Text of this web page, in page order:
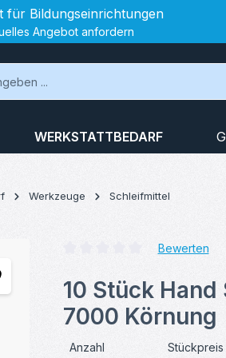
für Bildungseinrichtungen
Angebot anfordern
WERKSTATTBEDARF
Werkzeuge Schleifmittel
Bewerten
10 Stück
7000 Körnung
Anzahl Stückpreis